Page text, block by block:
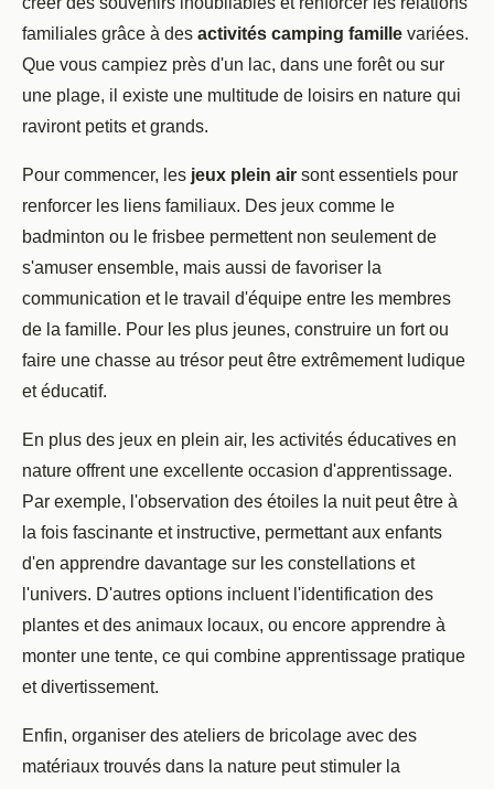
familiales grâce à des activités camping famille variées.
Que vous campiez près d'un lac, dans une forêt ou sur
une plage, il existe une multitude de loisirs en nature qui
raviront petits et grands.
Pour commencer, les jeux plein air sont essentiels pour
renforcer les liens familiaux. Des jeux comme le
badminton ou le frisbee permettent non seulement de
s'amuser ensemble, mais aussi de favoriser la
communication et le travail d'équipe entre les membres
de la famille. Pour les plus jeunes, construire un fort ou
faire une chasse au trésor peut être extrêmement ludique
et éducatif.
En plus des jeux en plein air, les activités éducatives en
nature offrent une excellente occasion d'apprentissage.
Par exemple, l'observation des étoiles la nuit peut être à
la fois fascinante et instructive, permettant aux enfants
d'en apprendre davantage sur les constellations et
l'univers. D'autres options incluent l'identification des
plantes et des animaux locaux, ou encore apprendre à
monter une tente, ce qui combine apprentissage pratique
et divertissement.
Enfin, organiser des ateliers de bricolage avec des
matériaux trouvés dans la nature peut stimuler la